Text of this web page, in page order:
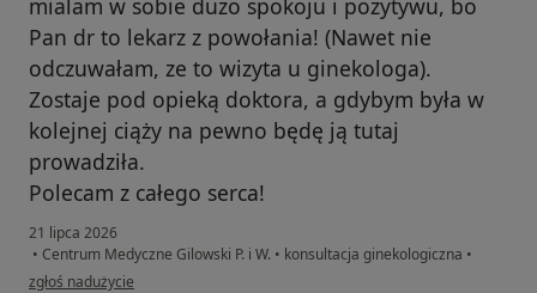
Pan dr to lekarz z powołania! (Nawet nie
odczuwałam, ze to wizyta u ginekologa).
Zostaje pod opieką doktora, a gdybym była w
kolejnej ciąży na pewno będę ją tutaj
prowadziła.
Polecam z całego serca!
21 lipca 2026
• Centrum Medyczne Gilowski P. i W. • konsultacja ginekologiczna •
w opinii użytkownika Sylwia Rz.
zgłoś nadużycie